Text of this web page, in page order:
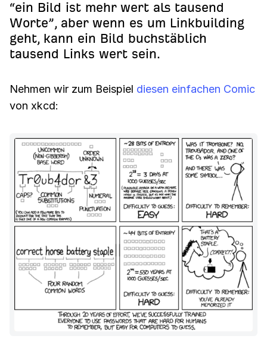
“ein Bild ist mehr wert als tausend
Worte”, aber wenn es um Linkbuilding
geht, kann ein Bild buchstäblich
tausend Links wert sein.
Nehmen wir zum Beispiel diesen einfachen Comic
von xkcd: